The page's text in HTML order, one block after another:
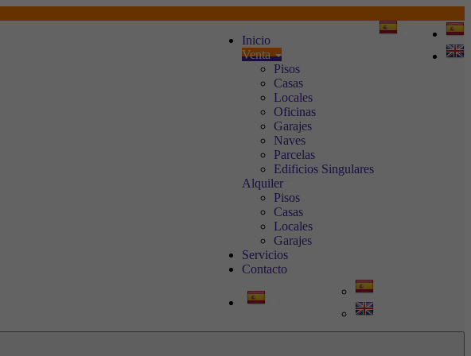
Inicio
Venta
Pisos
Casas
Locales
Oficinas
Garajes
Naves
Parcelas
Edificios Singulares
Alquiler
Pisos
Casas
Locales
Garajes
Servicios
Contacto